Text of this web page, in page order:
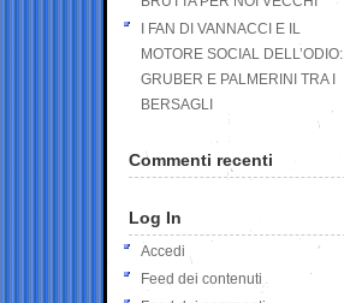
I FAN DI VANNACCI E IL
MOTORE SOCIAL DELL’ODIO:
GRUBER E PALMERINI TRA I
BERSAGLI
Commenti recenti
Log In
Accedi
Feed dei contenuti